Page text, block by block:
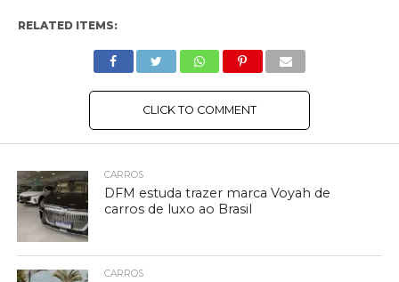
RELATED ITEMS:
CLICK TO COMMENT
CARROS
DFM estuda trazer marca Voyah de
carros de luxo ao Brasil
CARROS